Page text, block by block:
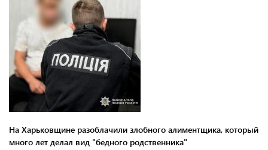
На Харьковщине разоблачили злобного алиментщика, который
много лет делал вид "бедного родственника"